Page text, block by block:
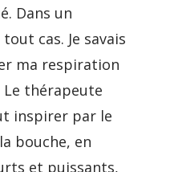
Dans un
cas. Je savais
ma respiration
thérapeute
inspirer par le
bouche, en
et puissants,